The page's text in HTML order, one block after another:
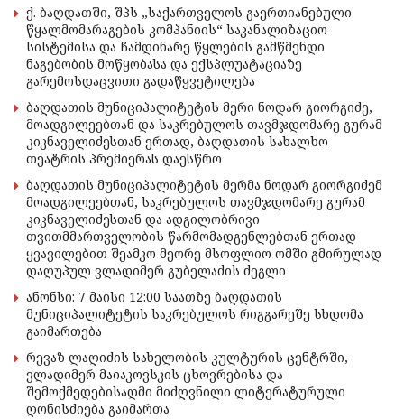
ქ. ბაღდათში, შპს „საქართველოს გაერთიანებული
წყალმომარაგების კომპანიის“ საკანალიზაციო
სისტემისა და ჩამდინარე წყლების გამწმენდი
ნაგებობის მოწყობასა და ექსპლუატაციაზე
გარემოსდაცვითი გადაწყვეტილება
ბაღდათის მუნიციპალიტეტის მერი ნოდარ გიორგიძე,
მოადგილეებთან და საკრებულოს თავმჯდომარე გურამ
კიკნაველიძესთან ერთად, ბაღდათის სახალხო
თეატრის პრემიერას დაესწრო
ბაღდათის მუნიციპალიტეტის მერმა ნოდარ გიორგიძემ
მოადგილეებთან, საკრებულოს თავმჯდომარე გურამ
კიკნაველიძესთან და ადგილობრივი
თვითმმართველობის წარმომადგენლებთან ერთად
ყვავილებით შეამკო მეორე მსოფლიო ომში გმირულად
დაღუპულ ვლადიმერ გუბელაძის ძეგლი
ანონსი: 7 მაისი 12:00 საათზე ბაღდათის
მუნიციპალიტეტის საკრებულოს რიგგარეშე სხდომა
გაიმართება
რევაზ ლაღიძის სახელობის კულტურის ცენტრში,
ვლადიმერ მაიაკოვსკის ცხოვრებისა და
შემოქმედებისადმი მიძღვნილი ლიტერატურული
ღონისძიება გაიმართა